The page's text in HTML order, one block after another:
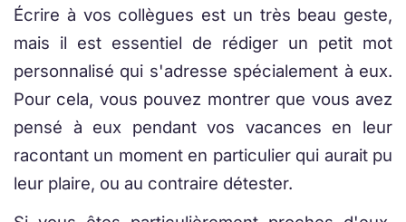
Écrire à vos collègues est un très beau geste,
mais il est essentiel de rédiger un petit mot
personnalisé qui s'adresse spécialement à eux.
Pour cela, vous pouvez montrer que vous avez
pensé à eux pendant vos vacances en leur
racontant un moment en particulier qui aurait pu
leur plaire, ou au contraire détester.